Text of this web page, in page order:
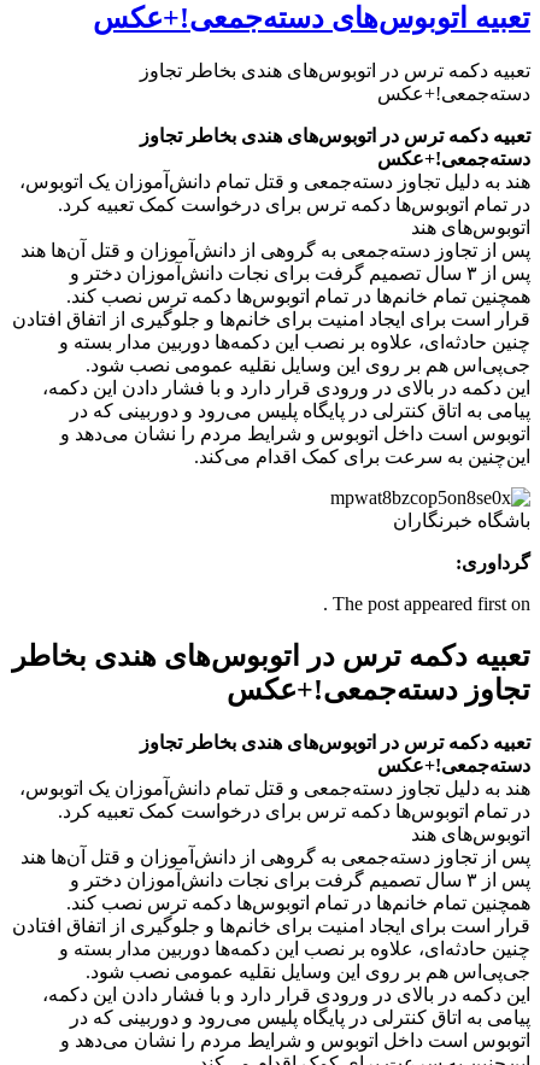
تعبیه اتوبوس‌های دسته‌جمعی‌!+عکس
تعبیه دکمه‌‌ ترس در اتوبوس‌های هندی بخاطر تجاوز
دسته‌جمعی‌!+عکس
تعبیه دکمه‌‌ ترس در اتوبوس‌های هندی بخاطر تجاوز
دسته‌جمعی‌!+عکس
هند به دلیل تجاوز دسته‌جمعی‌ و قتل تمام دانش‌آموزان یک اتوبوس،
در تمام اتوبوس‌ها دکمه ترس برای درخواست کمک تعبیه کرد.
اتوبوس‌های هند
پس از تجاوز دسته‌جمعی به گروهی از دانش‌آموزان و قتل آن‌ها هند
پس از ۳ سال تصمیم گرفت برای نجات دانش‌آموزان دختر و
همچنین تمام خانم‌ها در تمام اتوبوس‌ها دکمه ترس نصب کند.
قرار است برای ایجاد امنیت برای خانم‌ها و جلوگیری از اتفاق افتادن
چنین حادثه‌ای، علاوه بر نصب این دکمه‌ها دوربین مدار بسته و
جی‌پی‌اس هم بر روی این وسایل نقلیه عمومی نصب شود.
این دکمه در بالای در ورودی قرار دارد و با فشار دادن این دکمه،
پیامی به اتاق کنترلی در پایگاه پلیس می‌رود و دوربینی که در
اتوبوس است داخل اتوبوس و شرایط مردم را نشان می‌دهد و
این‌چنین به سرعت برای کمک اقدام می‌کند.
باشگاه خبرنگاران
گرداوری:
The post appeared first on .
تعبیه دکمه‌‌ ترس در اتوبوس‌های هندی بخاطر
تجاوز دسته‌جمعی‌!+عکس
تعبیه دکمه‌‌ ترس در اتوبوس‌های هندی بخاطر تجاوز
دسته‌جمعی‌!+عکس
هند به دلیل تجاوز دسته‌جمعی‌ و قتل تمام دانش‌آموزان یک اتوبوس،
در تمام اتوبوس‌ها دکمه ترس برای درخواست کمک تعبیه کرد.
اتوبوس‌های هند
پس از تجاوز دسته‌جمعی به گروهی از دانش‌آموزان و قتل آن‌ها هند
پس از ۳ سال تصمیم گرفت برای نجات دانش‌آموزان دختر و
همچنین تمام خانم‌ها در تمام اتوبوس‌ها دکمه ترس نصب کند.
قرار است برای ایجاد امنیت برای خانم‌ها و جلوگیری از اتفاق افتادن
چنین حادثه‌ای، علاوه بر نصب این دکمه‌ها دوربین مدار بسته و
جی‌پی‌اس هم بر روی این وسایل نقلیه عمومی نصب شود.
این دکمه در بالای در ورودی قرار دارد و با فشار دادن این دکمه،
پیامی به اتاق کنترلی در پایگاه پلیس می‌رود و دوربینی که در
اتوبوس است داخل اتوبوس و شرایط مردم را نشان می‌دهد و